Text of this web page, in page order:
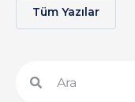
Tüm Yazılar